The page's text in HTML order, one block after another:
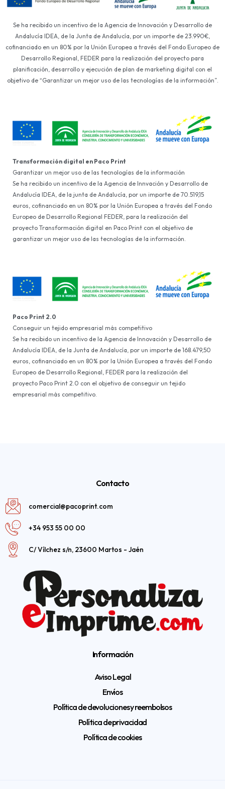
Se ha recibido un incentivo de la Agencia de Innovación y Desarrollo de
Andalucía IDEA, de la Junta de Andalucía, por un importe de 23.990€,
cofinanciado en un 80% por la Unión Europea a través del Fondo Europeo de
Desarrollo Regional, FEDER para la realización del proyecto para
planificación, desarrollo y ejecución de plan de marketing digital con el
objetivo de “Garantizar un mejor uso de las tecnologías de la información”.
Transformación digital en Paco Print
Garantizar un mejor uso de las tecnologías de la información
Se ha recibido un incentivo de la Agencia de Innvación y Desarrollo de
Andalucía IDEA, de la junta de Andalucía, por un importe de 70.519,15
euros, cofinanciado en un 80% por la Unión Europea a través del Fondo
Europeo de Desarrollo Regional FEDER, para la realización del
proyecto Transformación digital en Paco Print con el objetivo de
garantizar un mejor uso de las tecnologías de la información.
Paco Print 2.0
Conseguir un tejido empresarial más competitivo
Se ha recibido un incentivo de la Agencia de Innovación y Desarrollo de
Andalucía IDEA, de la Junta de Andalucía, por un importe de 168.479,50
euros, cofinanciado en un 80% por la Unión Europea a través del Fondo
Europeo de Desarrollo Regional, FEDER para la realización del
proyecto Paco Print 2.0 con el objetivo de conseguir un tejido
empresarial más competitivo.
Contacto
comercial@pacoprint.com
+34 953 55 00 00
C/ Vílchez s/n, 23600 Martos - Jaén
Información
Aviso Legal
Envíos
Política de devoluciones y reembolsos
Política de privacidad
Política de cookies